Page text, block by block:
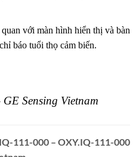
với màn hình hiển thị và bàn
báo tuổi thọ cảm biến.
Sensing Vietnam
111-000 – OXY.IQ-111-000